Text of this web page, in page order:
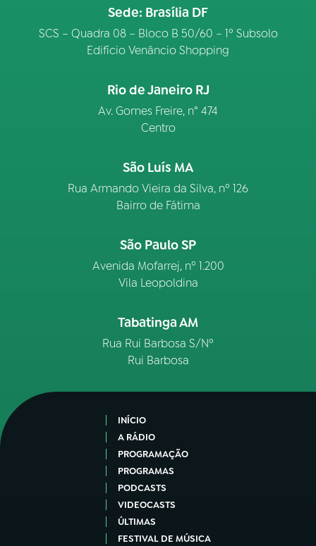
Sede: Brasília DF
SCS – Quadra 08 – Bloco B 50/60 – 1º Subsolo
Edifício Venâncio Shopping
Rio de Janeiro RJ
Av. Gomes Freire, n° 474
Centro
São Luís MA
Rua Armando Vieira da Silva, nº 126
Bairro de Fátima
São Paulo SP
Avenida Mofarrej, nº 1.200
Vila Leopoldina
Tabatinga AM
Rua Rui Barbosa S/Nº
Rui Barbosa
INÍCIO
A RÁDIO
PROGRAMAÇÃO
PROGRAMAS
PODCASTS
VIDEOCASTS
ÚLTIMAS
FESTIVAL DE MÚSICA